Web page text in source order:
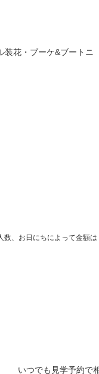
装花・ブーケ&ブートニ
数、お日にちによって金額は
いつでも見学予約で